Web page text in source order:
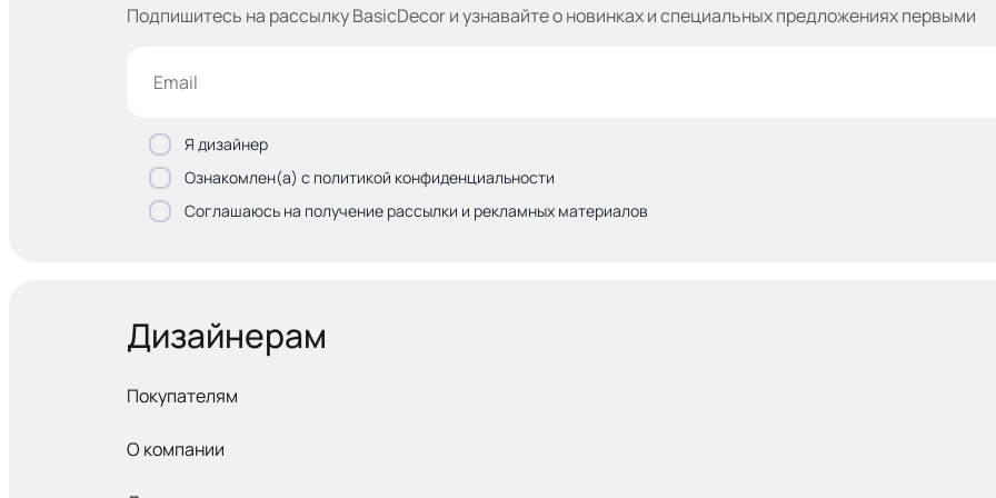
Подпишитесь на рассылку BasicDecor и узнавайтео новинках и специальных предложениях первыми
Я дизайнер
Ознакомлен(а) с политикой конфиденциальности
Соглашаюсь на получение рассылки и рекламных материалов
Дизайнерам
Покупателям
О компании